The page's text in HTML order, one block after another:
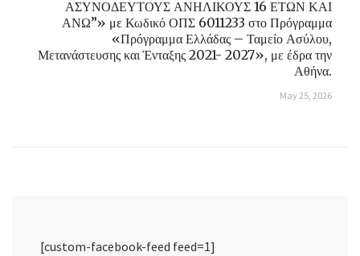
ΑΣΥΝΟΔΕΥΤΟΥΣ ΑΝΗΛΙΚΟΥΣ 16 ΕΤΩΝ ΚΑΙ
ΑΝΩ”» με Κωδικό ΟΠΣ 6011233 στο Πρόγραμμα
«Πρόγραμμα Ελλάδας – Ταμείο Ασύλου,
Μετανάστευσης και Ένταξης 2021- 2027», με έδρα την
Αθήνα.
May 25, 2026
[custom-facebook-feed feed=1]